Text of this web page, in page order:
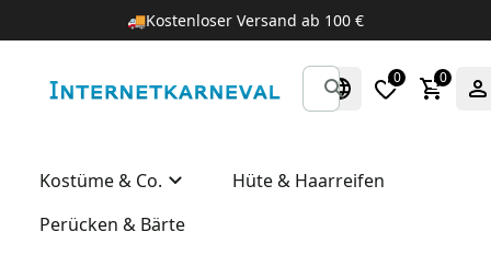
🚚Kostenloser Versand ab 100 €
0 0
Kostüme & Co.
Hüte & Haarreifen
Perücken & Bärte